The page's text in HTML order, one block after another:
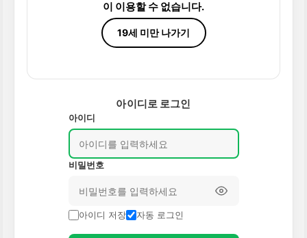
이 이용할 수 없습니다.
19세 미만 나가기
아이디로 로그인
아이디
비밀번호
아이디 저장 자동 로그인